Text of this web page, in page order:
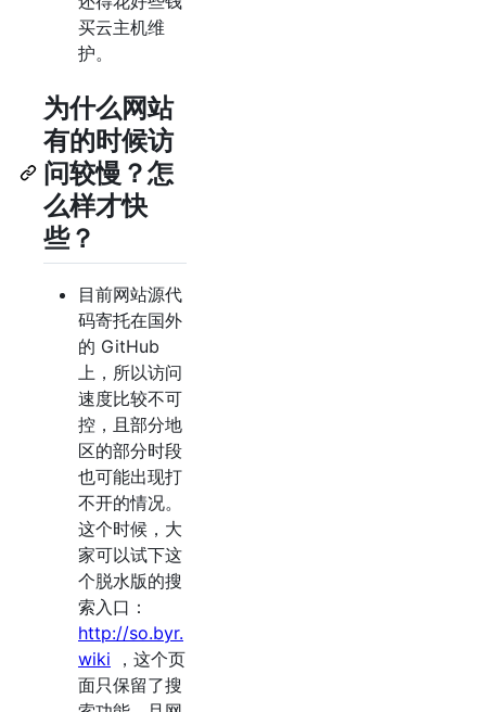
买云主机维
护。
为什么网站
有的时候访
问较慢？怎
么样才快
些？
目前网站源代
码寄托在国外
的 GitHub
上，所以访问
速度比较不可
控，且部分地
区的部分时段
也可能出现打
不开的情况。
这个时候，大
家可以试下这
个脱水版的搜
索入口：
http://so.byr.
wiki ，这个页
面只保留了搜